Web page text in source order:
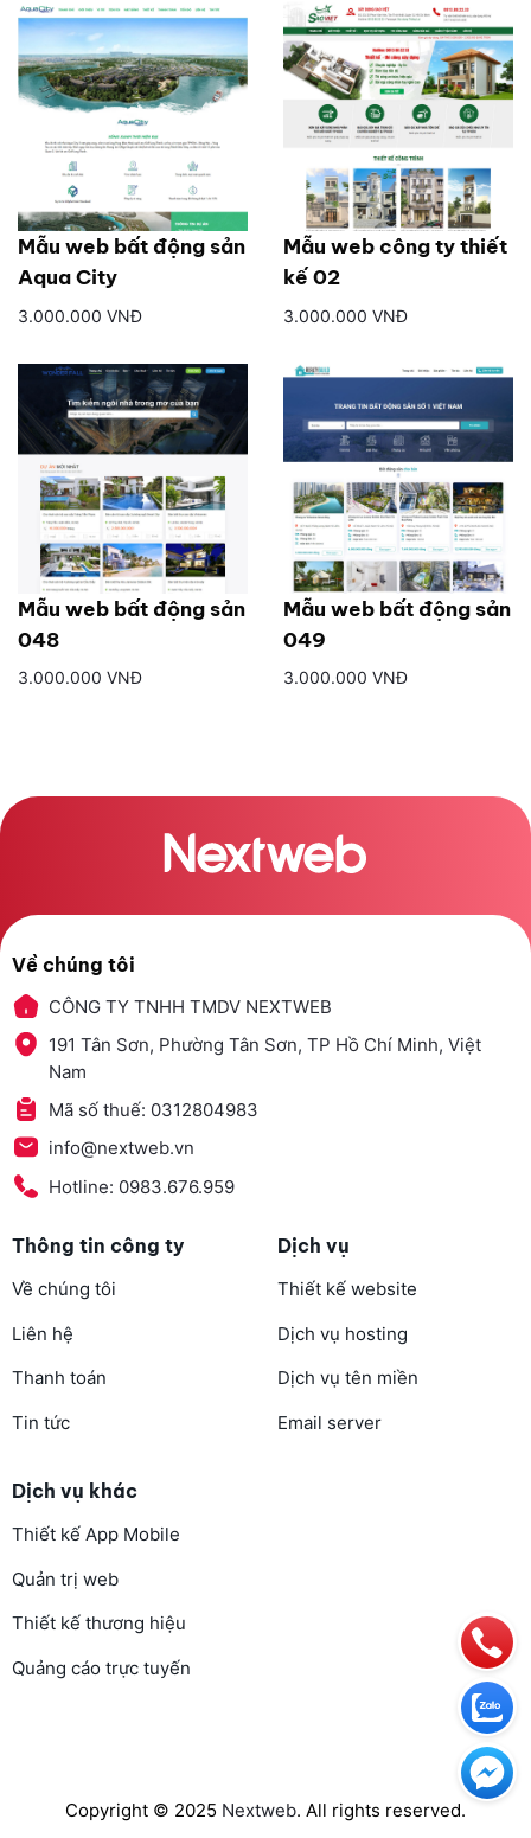
Mẫu web bất động sản
Aqua City
3.000.000 VNĐ
Mẫu web công ty thiết
kế 02
3.000.000 VNĐ
Mẫu web bất động sản
048
3.000.000 VNĐ
Mẫu web bất động sản
049
3.000.000 VNĐ
Về chúng tôi
CÔNG TY TNHH TMDV NEXTWEB
191 Tân Sơn, Phường Tân Sơn, TP Hồ Chí Minh, Việt
Nam
Mã số thuế: 0312804983
info@nextweb.vn
Hotline: 0983.676.959
Thông tin công ty
Về chúng tôi
Liên hệ
Thanh toán
Tin tức
Dịch vụ
Thiết kế website
Dịch vụ hosting
Dịch vụ tên miền
Email server
Dịch vụ khác
Thiết kế App Mobile
Quản trị web
Thiết kế thương hiệu
Quảng cáo trực tuyến
Copyright © 2025 Nextweb. All rights reserved.